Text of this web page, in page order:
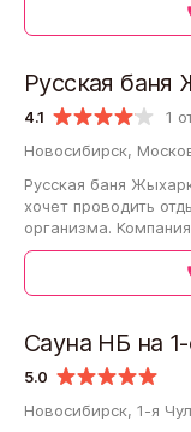
4.1 1
Русская баня
Новосибирск,
Русская баня
хочет проводить
организма. Компания предлагает приятно отдохнуть и
поправить
5.0
Сауна НБ на
Новосибирск, 1-я